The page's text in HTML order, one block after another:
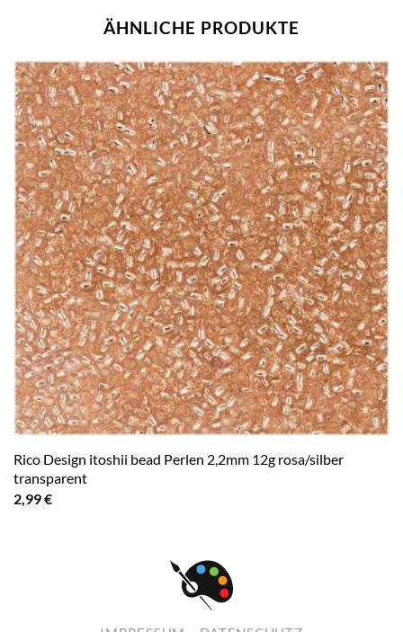
ÄHNLICHE PRODUKTE
Rico Design itoshii bead Perlen 2,2mm 12g rosa/silber
transparent
2,99€